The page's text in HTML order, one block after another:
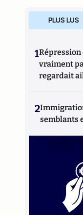
PLUS LUS
1Répression
vraiment
regardait
2
semblants